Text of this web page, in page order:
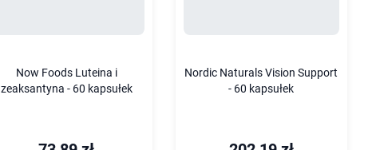
Now Foods Luteina i
zeaksantyna - 60 kapsułek
Nordic Naturals Vision Support
- 60 kapsułek